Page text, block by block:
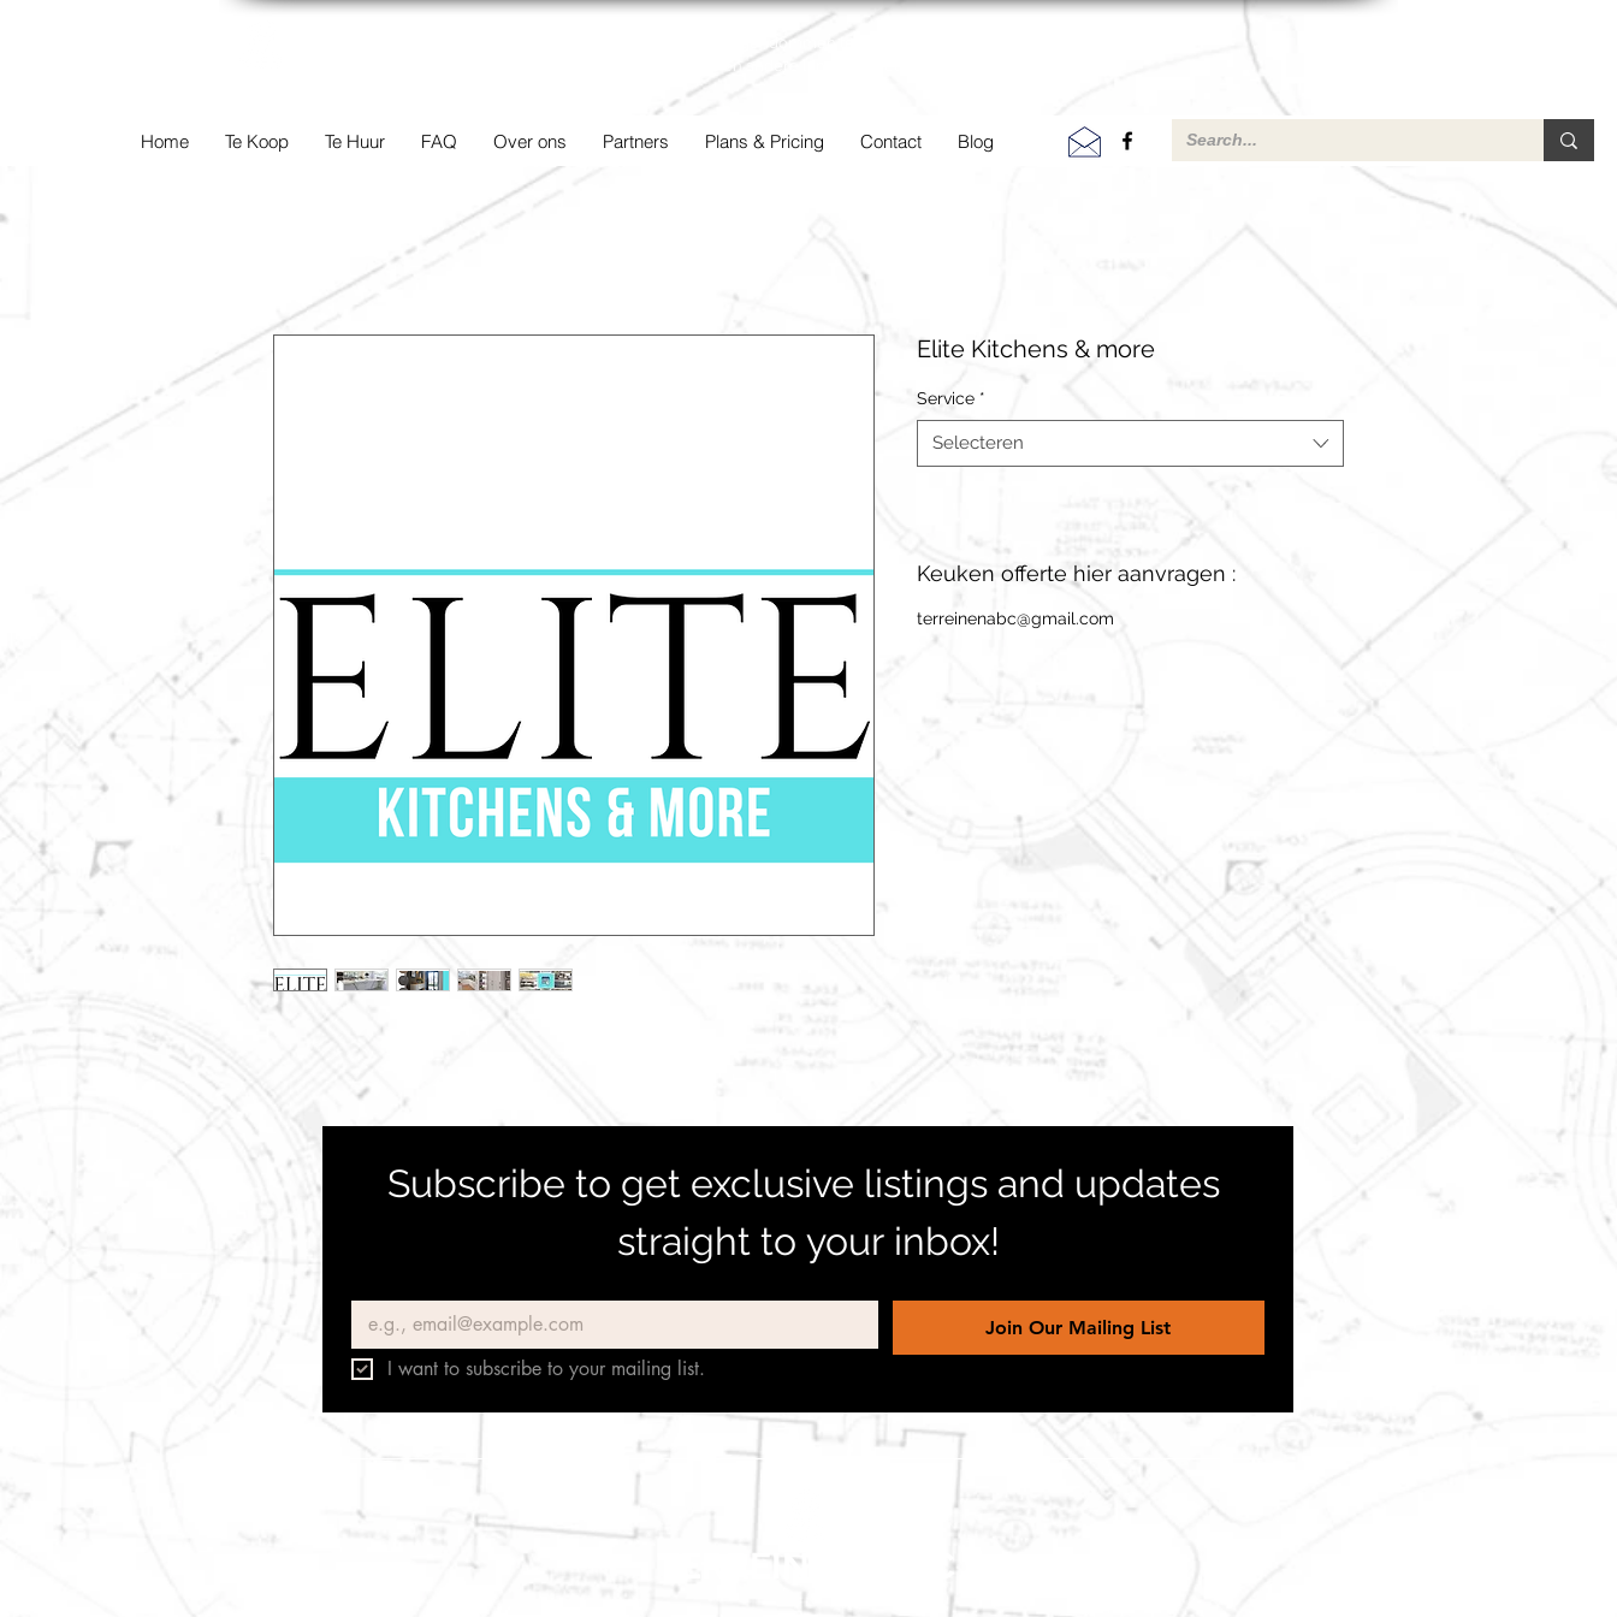
Een overzicht van eigendommen te koop en te huur in Aruba,
Bonaire, Curacao en andere landen in het Caribisch Gebied.
Home Te Koop Te Huur FAQ Over ons Partners Plans & Pricing Contact Blog
Elite Kitchens & more
Service *
Selecteren
Keuken offerte hier aanvragen :
terreinenabc@gmail.com
Subscribe to get exclusive listings and updates
straight to your inbox!
Join Our Mailing List
I want to subscribe to your mailing list.
TERREINEN- ABC